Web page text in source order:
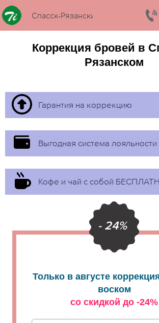
Спасск-Рязанский
Коррекция бровей в
Рязанском
Гарантия на коррекцию
Выгодная система лояльности
Кофе и чай с собой
- 24%
Только в августе
воском
со скидкой до -24%